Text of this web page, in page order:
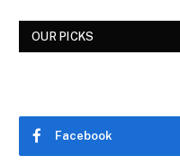
OUR PICKS
Facebook